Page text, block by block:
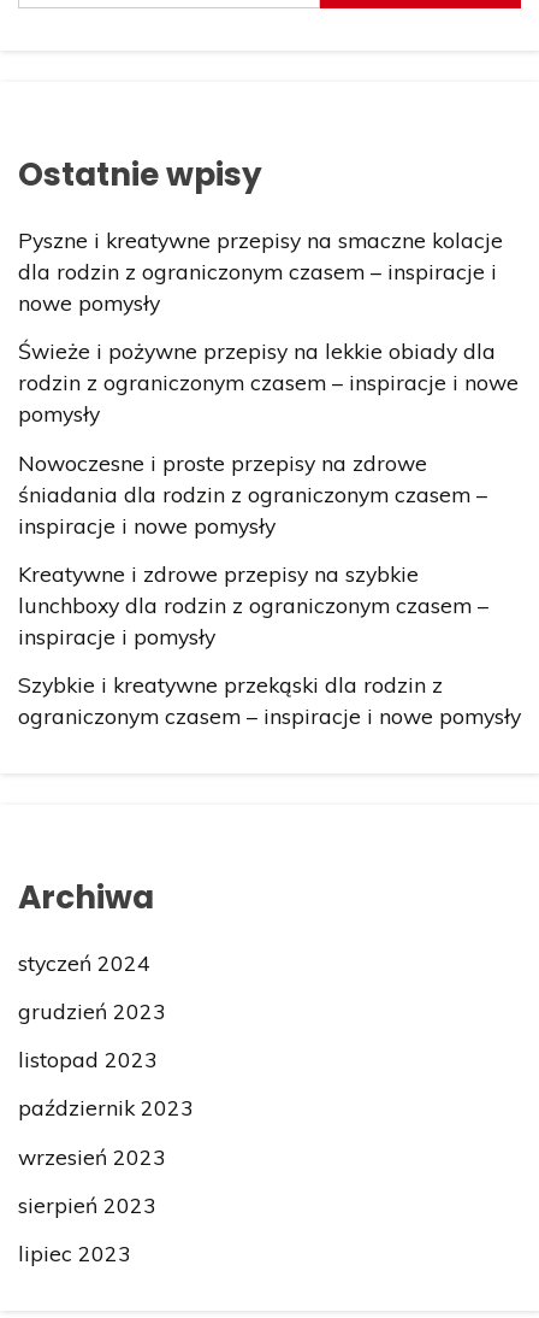
Ostatnie wpisy
Pyszne i kreatywne przepisy na smaczne kolacje
dla rodzin z ograniczonym czasem – inspiracje i
nowe pomysły
Świeże i pożywne przepisy na lekkie obiady dla
rodzin z ograniczonym czasem – inspiracje i nowe
pomysły
Nowoczesne i proste przepisy na zdrowe
śniadania dla rodzin z ograniczonym czasem –
inspiracje i nowe pomysły
Kreatywne i zdrowe przepisy na szybkie
lunchboxy dla rodzin z ograniczonym czasem –
inspiracje i pomysły
Szybkie i kreatywne przekąski dla rodzin z
ograniczonym czasem – inspiracje i nowe pomysły
Archiwa
styczeń 2024
grudzień 2023
listopad 2023
październik 2023
wrzesień 2023
sierpień 2023
lipiec 2023